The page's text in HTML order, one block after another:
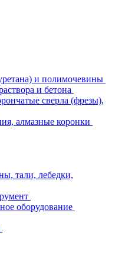
и полимочевины
и бетона
сверла (фрезы),
алмазные коронки
тали, лебедки,
оборудование